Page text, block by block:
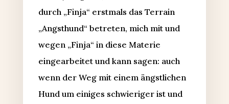
durch „Finja“ erstmals das Terrain
„Angsthund“ betreten, mich mit und
wegen „Finja“ in diese Materie
eingearbeitet und kann sagen: auch
wenn der Weg mit einem ängstlichen
Hund um einiges schwieriger ist und